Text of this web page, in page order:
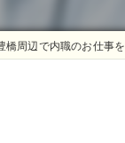
橋周辺で内職のお仕事